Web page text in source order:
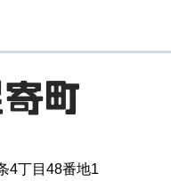
4丁目48番地1